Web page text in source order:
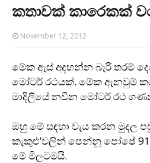
කතාවක් කාරෙකක්
November 12, 2012
මේක ඇස් අදහන්න බැරි තරම්
මෝටර් රථයක්. මේක ඇනවුම්
මාදිලියේ නවීන මෝටර් රථ
ඔහු මේ සඳහා වැය කරන මුදල
කැකුළු’වලින් පෙන්නූ පෝෂේ
මේ මිලටමයි.